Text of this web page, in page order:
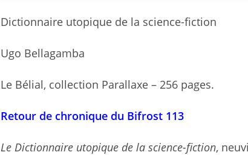
Dictionnaire utopique de la science-fiction
Ugo Bellagamba
Le Bélial, collection Parallaxe – 256 pages.
Retour de chronique du Bifrost 113
Le Dictionnaire utopique de la science-fiction,